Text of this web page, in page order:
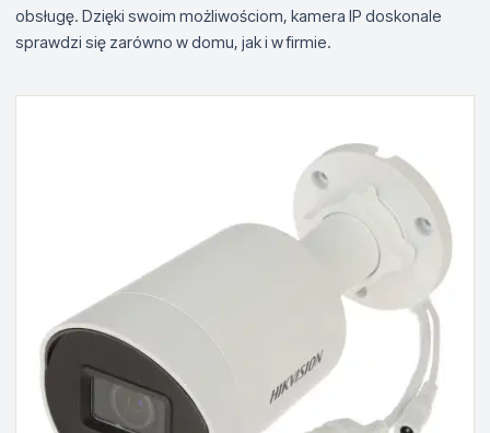
obsługę. Dzięki swoim możliwościom, kamera IP doskonale
sprawdzi się zarówno w domu, jak i w firmie.